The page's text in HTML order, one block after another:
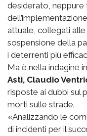
desiderato,
attuale, collegati alle
sospensione della
i deterrenti più
Ma è nella indagine
Asti, Claudio
risposte ai dubbi sul
morti sulle strade.
«Analizzando le
di incidenti per il